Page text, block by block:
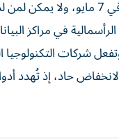
في مراكز
شركات
حاد، إذ تُهدد